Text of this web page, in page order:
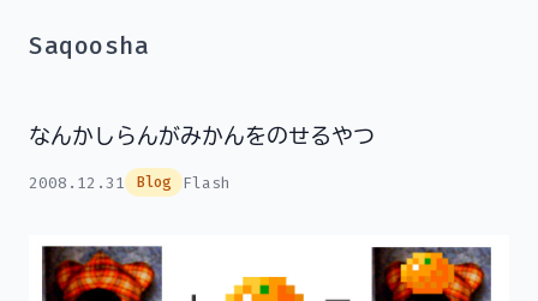
Saqoosha
なんかしらんがみかんをのせるやつ
2008.12.31 Blog Flash